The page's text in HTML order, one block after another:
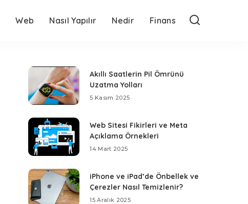
Web Nasıl Yapılır Nedir Finans
Akıllı Saatlerin Pil Ömrünü
Uzatma Yolları
5 Kasım 2025
Web Sitesi Fikirleri ve Meta
Açıklama Örnekleri
14 Mart 2025
iPhone ve iPad’de Önbellek ve
Çerezler Nasıl Temizlenir?
15 Aralık 2025